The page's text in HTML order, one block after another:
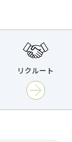
リクルート